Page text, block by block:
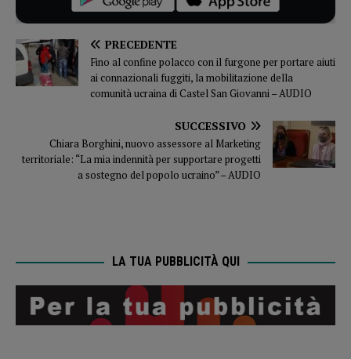
PRECEDENTE
Fino al confine polacco con il furgone per portare aiuti
ai connazionali fuggiti, la mobilitazione della
comunità ucraina di Castel San Giovanni – AUDIO
SUCCESSIVO
Chiara Borghini, nuovo assessore al Marketing
territoriale: “La mia indennità per supportare progetti
a sostegno del popolo ucraino” – AUDIO
LA TUA PUBBLICITÀ QUI